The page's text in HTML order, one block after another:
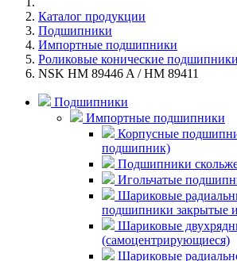
Каталог продукции
Подшипники
Импортные подшипники
Роликовые конические подшипники
NSK HM 89446 A / HM 89411
Подшипники
Импортные подшипники
Корпусные
подшипник)
Подшипники
Игольчатые
Шариковые
подшипники закрытые
Шариковые
(самоцентрирующиеся)
Шариковые